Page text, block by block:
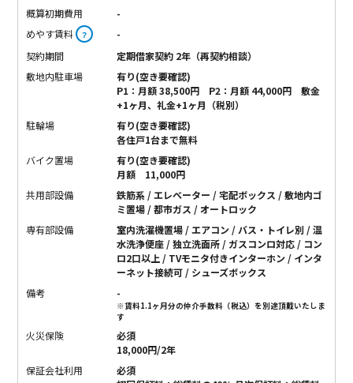
概算初期費用
-
めやす賃料 ？
-
契約期間
定期借家契約 2年（再契約相談）
敷地内駐車場
有り(空き要確認)
P1：月額 38,500円 P2：月額 44,000円 敷金
+1ヶ月、礼金+1ヶ月（税別）
駐輪場
有り(空き要確認)
各住戸1台まで無料
バイク置場
有り(空き要確認)
月額 11,000円
共用部設備
鉄筋系 / エレベーター / 宅配ボックス / 敷地内ゴ
ミ置場 / 都市ガス / オートロック
専有部設備
室内洗濯機置場 / エアコン / バス・トイレ別 / 温
水洗浄便座 / 独立洗面所 / ガスコンロ対応 / コン
ロ2口以上 / TVモニタ付きインターホン / インタ
ーネット接続可 / シューズボックス
備考
-
※賃料1.1ヶ月分の仲介手数料（税込）を別途頂戴いたしま
す
火災保険
必須
18,000円/2年
保証会社利用
必須